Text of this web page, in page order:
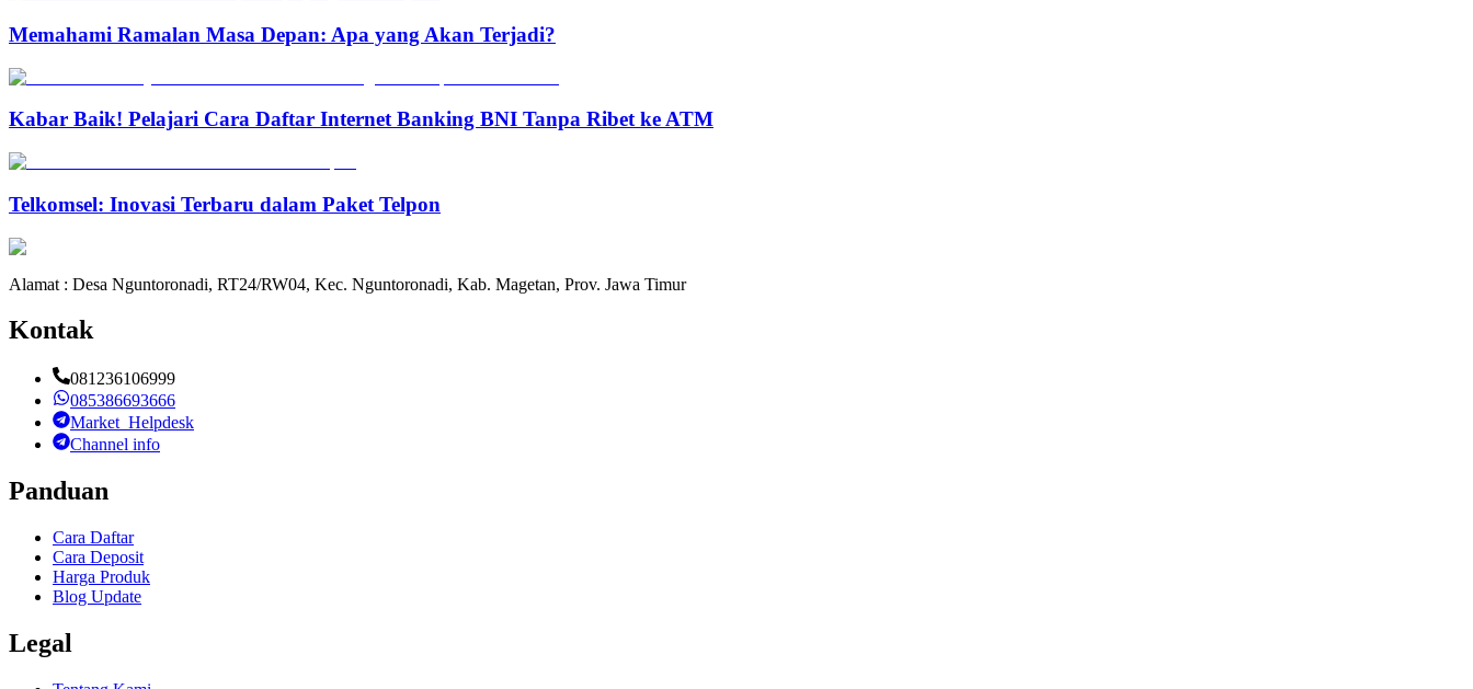
Memahami Ramalan Masa Depan: Apa yang Akan Terjadi?
Kabar Baik! Pelajari Cara Daftar Internet Banking BNI Tanpa Ribet ke ATM
Telkomsel: Inovasi Terbaru dalam Paket Telpon
Alamat : Desa Nguntoronadi, RT24/RW04, Kec. Nguntoronadi, Kab. Magetan, Prov. Jawa Timur
Kontak
081236106999
085386693666
Market_Helpdesk
Channel info
Panduan
Cara Daftar
Cara Deposit
Harga Produk
Blog Update
Legal